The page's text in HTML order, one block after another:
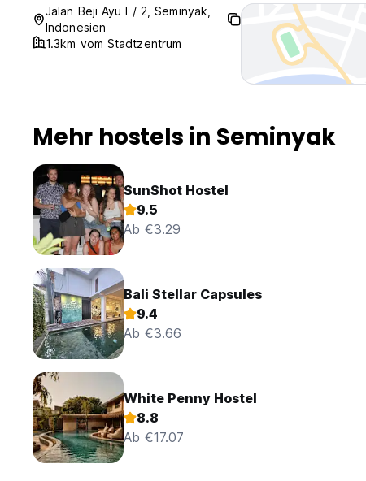
Jalan Beji Ayu I / 2, Seminyak,
Indonesien
1.3km vom Stadtzentrum
Mehr hostels in Seminyak
SunShot Hostel
9.5
Ab €3.29
Bali Stellar Capsules
9.4
Ab €3.66
White Penny Hostel
8.8
Ab €17.07